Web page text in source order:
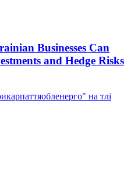
Businesses Can
and Hedge Risks